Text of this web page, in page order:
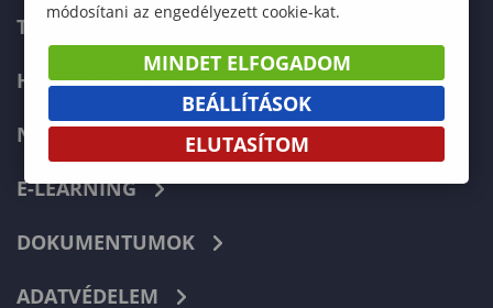
TELEFONKÖNYV
HIBABEJELENTÉS
NEPTUN
E-LEARNING
DOKUMENTUMOK
ADATVÉDELEM
módosítani az engedélyezett cookie-kat.
MINDET ELFOGADOM
BEÁLLÍTÁSOK
ELUTASÍTOM